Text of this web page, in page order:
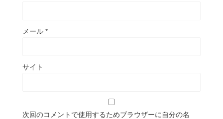
メール *
サイト
次回のコメントで使用するためブラウザーに自分の名